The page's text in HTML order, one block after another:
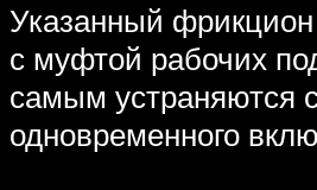
Указанный
с муфтой рабочих
самым устраняются
одновременного